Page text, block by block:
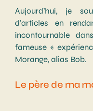
Aujourd’hui, je
d’articles en
incontournable
fameuse «
Morange, alias Bob.
Le père de ma